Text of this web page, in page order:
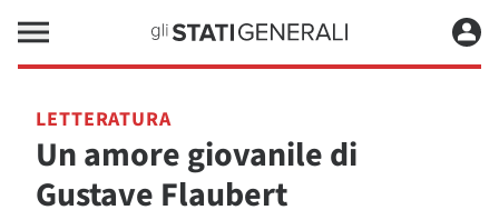
LETTERATURA
Un amore giovanile di
Gustave Flaubert